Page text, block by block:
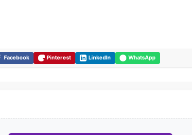
Facebook Pinterest LinkedIn WhatsApp